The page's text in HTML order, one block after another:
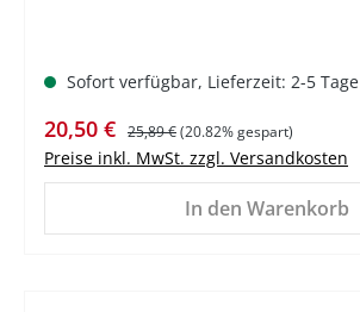
Sofort verfügbar, Lieferzeit: 2-5 Tage
Verkaufspreis:
20,50 € Regulärer Preis:
25,89 €(20.82% gespart)
Preise inkl. MwSt. zzgl. Versandkosten
In den Warenkorb